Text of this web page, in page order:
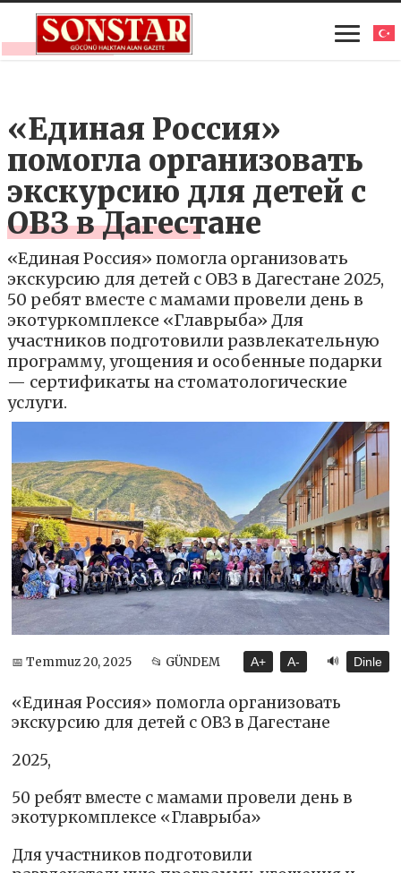
«Единая Россия»
помогла организовать
экскурсию для детей с
ОВЗ в Дагестане
«Единая Россия» помогла организовать
экскурсию для детей с ОВЗ в Дагестане 2025,
50 ребят вместе с мамами провели день в
экотуркомплексе «Главрыба» Для
участников подготовили развлекательную
программу, угощения и особенные подарки
— сертификаты на стоматологические
услуги.
📅 Temmuz 20, 2025 📂 GÜNDEM A+ A- 🔊 Dinle
«Единая Россия» помогла организовать
экскурсию для детей с ОВЗ в Дагестане
2025,
50 ребят вместе с мамами провели день в
экотуркомплексе «Главрыба»
Для участников подготовили